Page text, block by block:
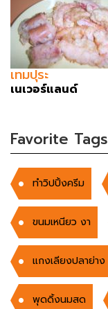
เทมปุระ
เนเวอร์แลนด์
Favorite Tags
ทำวิปปิ้งครีม
ขนมเหนียว งา
แกงเลียงปลาย่าง
พุดดิ้งนมสด